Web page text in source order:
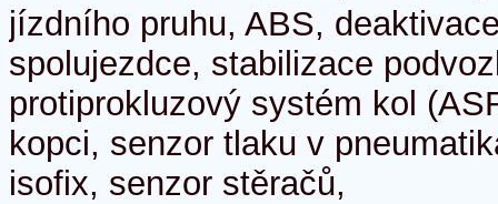
jízdního pruhu, ABS,
spolujezdce, stabilizace
protiprokluzový systém kol
kopci, senzor tlaku v
isofix, senzor stěračů,